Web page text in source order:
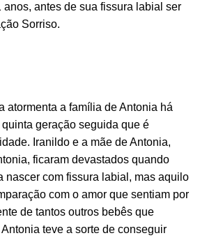
anos, antes de sua fissura labial ser
Sorriso.
atormenta a família de Antonia há
geração seguida que é
Iranildo e a mãe de Antonia,
ficaram devastados quando
nascer com fissura labial, mas aquilo
com o amor que sentiam por
de tantos outros bebês que
teve a sorte de conseguir